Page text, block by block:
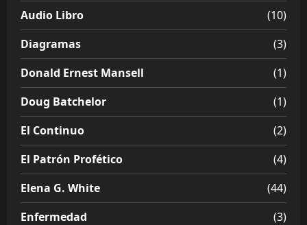
Audio Libro
(10)
Diagramas
(3)
Donald Ernest Mansell
(1)
Doug Batchelor
(1)
El Continuo
(2)
El Patrón Profético
(4)
Elena G. White
(44)
Enfermedad
(3)